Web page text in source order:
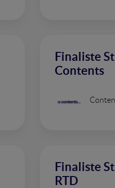
Finaliste
Contents
Finaliste
RTD